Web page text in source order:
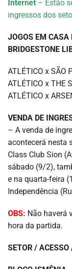
Internet – Estão
ingressos dos
JOGOS EM CASA
BRIDGESTONE
ATLÉTICO x SÃO
ATLÉTICO x THE
ATLÉTICO x
VENDA DE
– A venda de
acontecerá nesta
Class Club Sion
sábado (9/2),
e na quarta-feira
Independência
OBS: Não haverá
hora da partida.
SETOR / ACESSO